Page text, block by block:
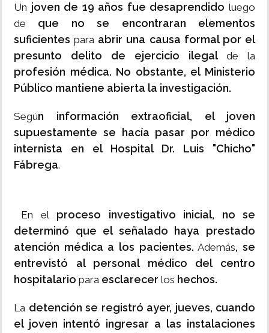
Un joven de 19 años fue desaprendidoluego
de que no se encontraran elementos
suficientes para abrir una causa formal por el
presunto delito de ejercicio ilegal de la
profesión médica. No obstante, el Ministerio
Público mantiene abierta la investigación.
Según información extraoficial, el joven
supuestamente se hacía pasar por médico
internista en el Hospital Dr. Luis "Chicho"
Fábrega.
En el proceso investigativo inicial, no se
determinó que el señalado haya prestado
atención médica a los pacientes. Además, se
entrevistó al personal médico del centro
hospitalario para esclarecer los hechos.
La detención se registró ayer, jueves, cuando
el joven intentó ingresar a las instalaciones